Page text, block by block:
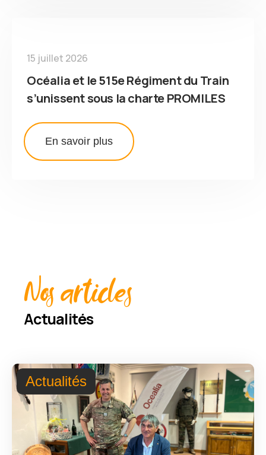
15 juillet 2026
Océalia et le 515e Régiment du Train
s’unissent sous la charte PROMILES
En savoir plus
Nos articles
Actualités
Actualités